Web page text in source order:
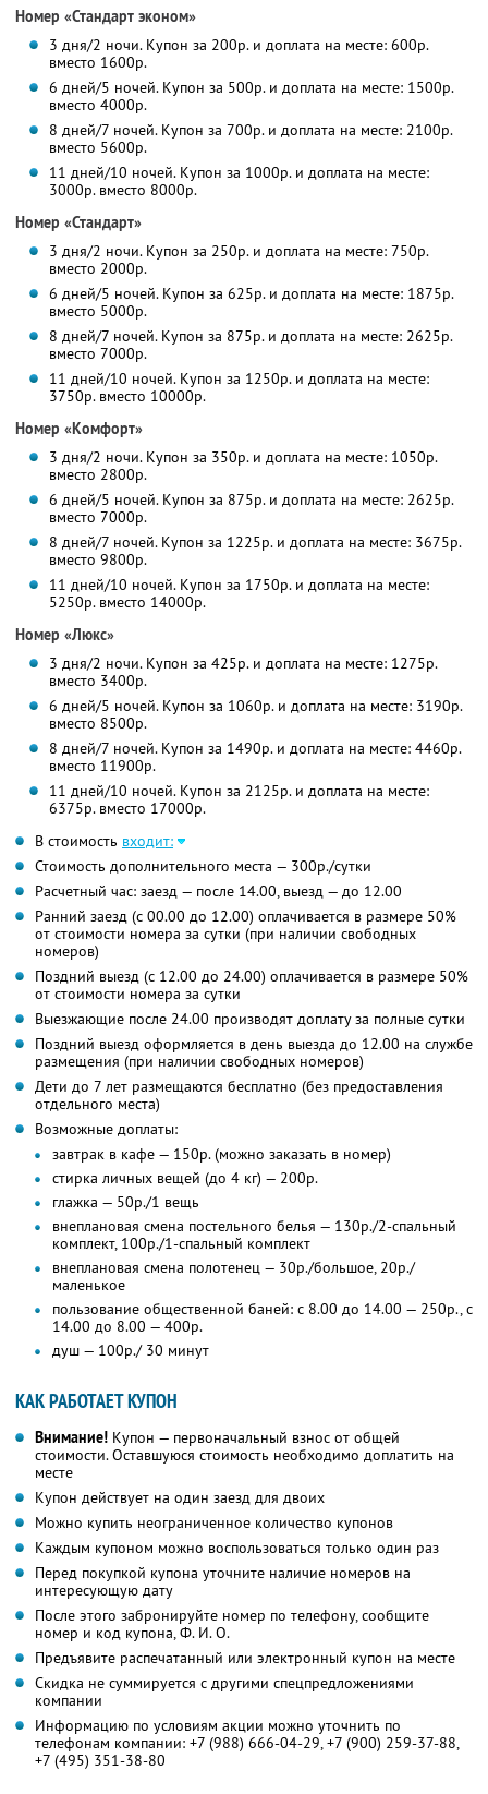
Номер «Стандарт эконом»
3 дня/2 ночи. Купон за 200р. и доплата на месте: 600р.
вместо 1600р.
6 дней/5 ночей. Купон за 500р. и доплата на месте: 1500р.
вместо 4000р.
8 дней/7 ночей. Купон за 700р. и доплата на месте: 2100р.
вместо 5600р.
11 дней/10 ночей. Купон за 1000р. и доплата на месте:
3000р. вместо 8000р.
Номер «Стандарт»
3 дня/2 ночи. Купон за 250р. и доплата на месте: 750р.
вместо 2000р.
6 дней/5 ночей. Купон за 625р. и доплата на месте: 1875р.
вместо 5000р.
8 дней/7 ночей. Купон за 875р. и доплата на месте: 2625р.
вместо 7000р.
11 дней/10 ночей. Купон за 1250р. и доплата на месте:
3750р. вместо 10000р.
Номер «Комфорт»
3 дня/2 ночи. Купон за 350р. и доплата на месте: 1050р.
вместо 2800р.
6 дней/5 ночей. Купон за 875р. и доплата на месте: 2625р.
вместо 7000р.
8 дней/7 ночей. Купон за 1225р. и доплата на месте: 3675р.
вместо 9800р.
11 дней/10 ночей. Купон за 1750р. и доплата на месте:
5250р. вместо 14000р.
Номер «Люкс»
3 дня/2 ночи. Купон за 425р. и доплата на месте: 1275р.
вместо 3400р.
6 дней/5 ночей. Купон за 1060р. и доплата на месте: 3190р.
вместо 8500р.
8 дней/7 ночей. Купон за 1490р. и доплата на месте: 4460р.
вместо 11900р.
11 дней/10 ночей. Купон за 2125р. и доплата на месте:
6375р. вместо 17000р.
В стоимость входит:
Стоимость дополнительного места — 300р./сутки
Расчетный час: заезд — после 14.00, выезд — до 12.00
Ранний заезд (с 00.00 до 12.00) оплачивается в размере 50%
от стоимости номера за сутки (при наличии свободных
номеров)
Поздний выезд (с 12.00 до 24.00) оплачивается в размере 50%
от стоимости номера за сутки
Выезжающие после 24.00 производят доплату за полные сутки
Поздний выезд оформляется в день выезда до 12.00 на службе
размещения (при наличии свободных номеров)
Дети до 7 лет размещаются бесплатно (без предоставления
отдельного места)
Возможные доплаты:
завтрак в кафе — 150р. (можно заказать в номер)
стирка личных вещей (до 4 кг) — 200р.
глажка — 50р./1 вещь
внеплановая смена постельного белья — 130р./2-спальный
комплект, 100р./1-спальный комплект
внеплановая смена полотенец — 30р./большое, 20р./
маленькое
пользование общественной баней: с 8.00 до 14.00 — 250р., с
14.00 до 8.00 — 400р.
душ — 100р./ 30 минут
КАК РАБОТАЕТ КУПОН
Внимание! Купон — первоначальный взнос от общей
стоимости. Оставшуюся стоимость необходимо доплатить на
месте
Купон действует на один заезд для двоих
Можно купить неограниченное количество купонов
Каждым купоном можно воспользоваться только один раз
Перед покупкой купона уточните наличие номеров на
интересующую дату
После этого забронируйте номер по телефону, сообщите
номер и код купона, Ф. И. О.
Предъявите распечатанный или электронный купон на месте
Скидка не суммируется с другими спецпредложениями
компании
Информацию по условиям акции можно уточнить по
телефонам компании: +7 (988) 666-04-29,+7 (900) 259-37-88,
+7 (495) 351-38-80